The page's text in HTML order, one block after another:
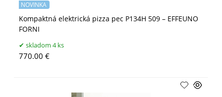
Kompaktná elektrická pizza pec P134H 509 – EFFEUNO
FORNI
NOVINKA
skladom 4 ks
770.00 €